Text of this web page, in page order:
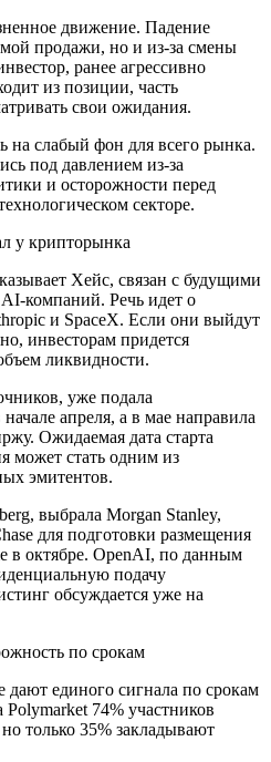
движение. Падение
продажи, но и из-за смены
ранее агрессивно
из позиции, часть
свои ожидания.
слабый фон для всего рынка.
под давлением из-за
и осторожности перед
секторе.
у крипторынка
Хейс, связан с будущими
компаний. Речь идет о
и SpaceX. Если они выйдут
инвесторам придется
ликвидности.
уже подала
апреля, а в мае направила
Ожидаемая дата старта
может стать одним из
эмитентов.
выбрала Morgan Stanley,
для подготовки размещения
октябре. OpenAI, по данным
подачу
обсуждается уже на
по срокам
единого сигнала по срокам
74% участников
только 35% закладывают